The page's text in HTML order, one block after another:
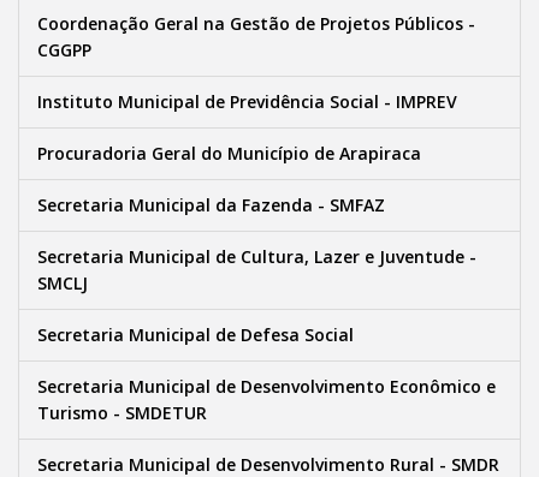
Coordenação Geral na Gestão de Projetos Públicos -
CGGPP
Instituto Municipal de Previdência Social - IMPREV
Procuradoria Geral do Município de Arapiraca
Secretaria Municipal da Fazenda - SMFAZ
Secretaria Municipal de Cultura, Lazer e Juventude -
SMCLJ
Secretaria Municipal de Defesa Social
Secretaria Municipal de Desenvolvimento Econômico e
Turismo - SMDETUR
Secretaria Municipal de Desenvolvimento Rural - SMDR